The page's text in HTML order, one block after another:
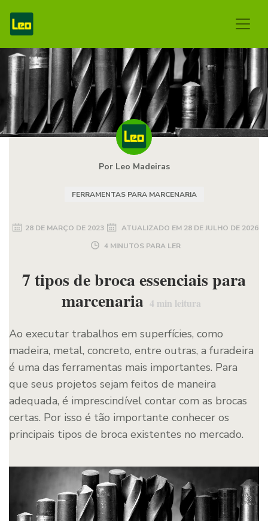
Por Leo Madeiras
FERRAMENTAS PARA MARCENARIA
28 DE MARÇO DE 2023 ATUALIZADO EM 28 DE JULHO DE 2026
4 MINUTOS PARA LER
7 tipos de broca essenciais para
marcenaria 4 min leitura
Ao executar trabalhos em superfícies, como
madeira, metal, concreto, entre outras, a furadeira
é uma das ferramentas mais importantes. Para
que seus projetos sejam feitos de maneira
adequada, é imprescindível contar com as brocas
certas. Por isso é tão importante conhecer os
principais tipos de broca existentes no mercado.